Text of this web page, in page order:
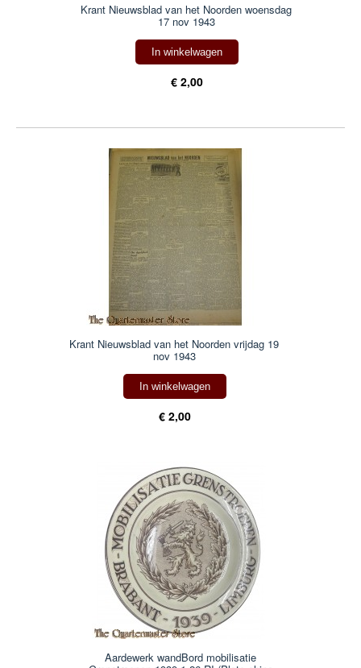
Krant Nieuwsblad van het Noorden woensdag
17 nov 1943
In winkelwagen
€ 2,00
Krant Nieuwsblad van het Noorden vrijdag 19
nov 1943
In winkelwagen
€ 2,00
Aardewerk wandBord mobilisatie